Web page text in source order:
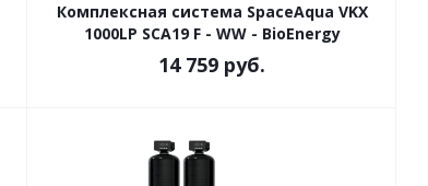
Комплексная система SpaceAqua VKX
1000LP SCA19 F - WW - BioEnergy
14 759 руб.